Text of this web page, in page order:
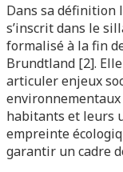
Dans sa définition
s’inscrit dans le
formalisé à la fin
Brundtland [2].
articuler enjeux
habitants et leurs
empreinte
garantir un cadre